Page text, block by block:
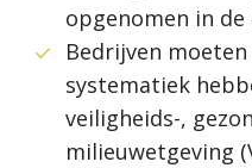
opgenomen in de
Bedrijven
systematiek
veiligheids-,
milieuwetgeving